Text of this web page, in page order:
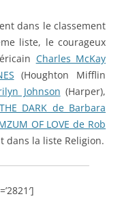
dans le classement
liste, le courageux
Charles McKay
(Houghton Mifflin
Johnson (Harper),
DARK de Barbara
OF LOVE de Rob
dans la liste Religion.